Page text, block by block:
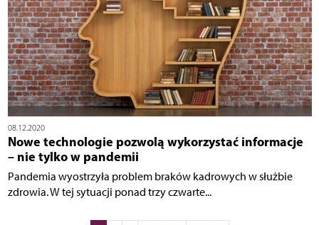
08.12.2020
Nowe technologie pozwolą wykorzystać informacje
– nie tylko w pandemii
Pandemia wyostrzyła problem braków kadrowych w służbie
zdrowia. W tej sytuacji ponad trzy czwarte...